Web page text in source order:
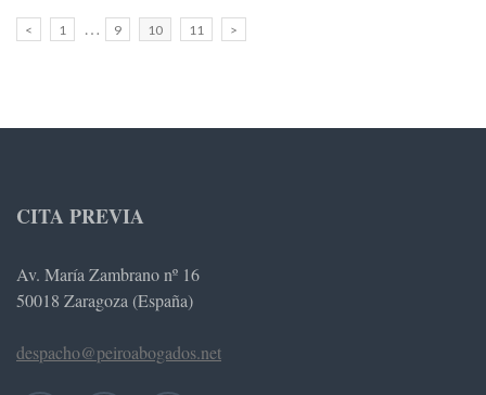
Paginación
de
< Página
1 … Página
9 Página
10 Página
11 >
CITA PREVIA
Av. María Zambrano nº 16
50018 Zaragoza (España)
despacho@peiroabogados.net